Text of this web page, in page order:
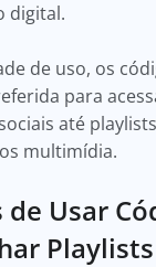
digital.
de uso, os
para
até
multimídia.
Usar